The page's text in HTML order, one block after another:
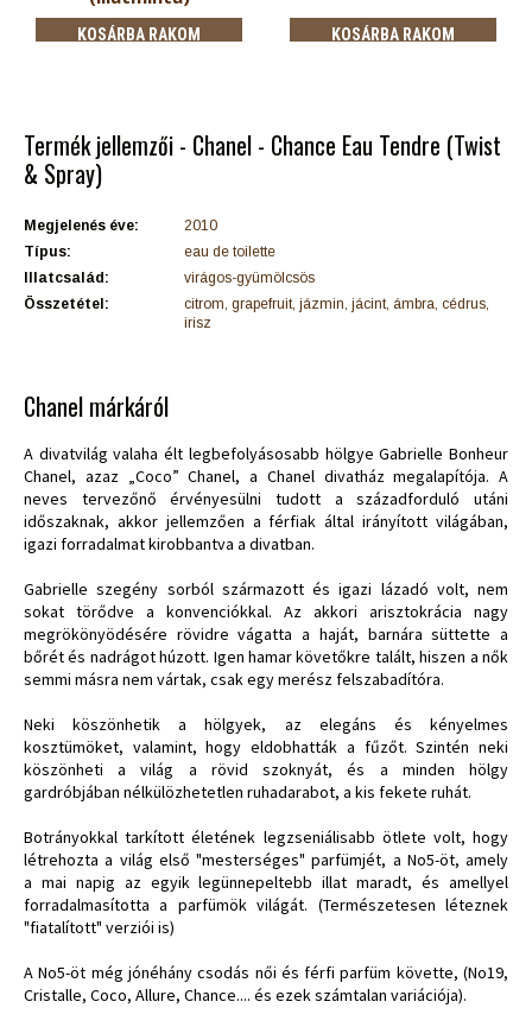
KOSÁRBA RAKOM KOSÁRBA RAKOM
Termék jellemzői - Chanel - Chance Eau Tendre (Twist
& Spray)
Megjelenés éve:
2010
Típus:
eau de toilette
Illatcsalád:
virágos-gyümölcsös
Összetétel:
citrom, grapefruit, jázmin, jácint, ámbra, cédrus,
irisz
Chanel márkáról
A divatvilág valaha élt legbefolyásosabb hölgye Gabrielle Bonheur
Chanel, azaz „Coco” Chanel, a Chanel divatház megalapítója. A
neves tervezőnő érvényesülni tudott a századforduló utáni
időszaknak, akkor jellemzően a férfiak által irányított világában,
igazi forradalmat kirobbantva a divatban.
Gabrielle szegény sorból származott és igazi lázadó volt, nem
sokat törődve a konvenciókkal. Az akkori arisztokrácia nagy
megrökönyödésére rövidre vágatta a haját, barnára süttette a
bőrét és nadrágot húzott. Igen hamar követőkre talált, hiszen a nők
semmi másra nem vártak, csak egy merész felszabadítóra.
Neki köszönhetik a hölgyek, az elegáns és kényelmes
kosztümöket, valamint, hogy eldobhatták a fűzőt. Szintén neki
köszönheti a világ a rövid szoknyát, és a minden hölgy
gardróbjában nélkülözhetetlen ruhadarabot, a kis fekete ruhát.
Botrányokkal tarkított életének legzseniálisabb ötlete volt, hogy
létrehozta a világ első "mesterséges" parfümjét, a No5-öt, amely
a mai napig az egyik legünnepeltebb illat maradt, és amellyel
forradalmasította a parfümök világát. (Természetesen léteznek
"fiatalított" verziói is)
A No5-öt még jónéhány csodás női és férfi parfüm követte, (No19,
Cristalle, Coco, Allure, Chance.... és ezek számtalan variációja).